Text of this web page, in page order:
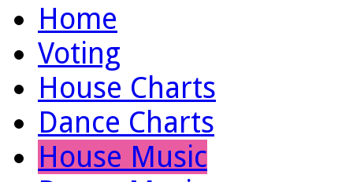
Home
Voting
House Charts
Dance Charts
House Music